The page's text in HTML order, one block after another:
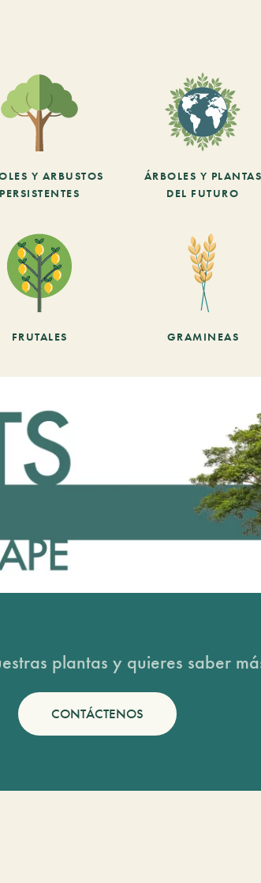
Y ARBUSTOS
PERSISTENTES
ÁRBOLES Y PLANTAS
DEL FUTURO
FRUTALES GRAMINEAS
plantas y quieres saber
CONTÁCTENOS